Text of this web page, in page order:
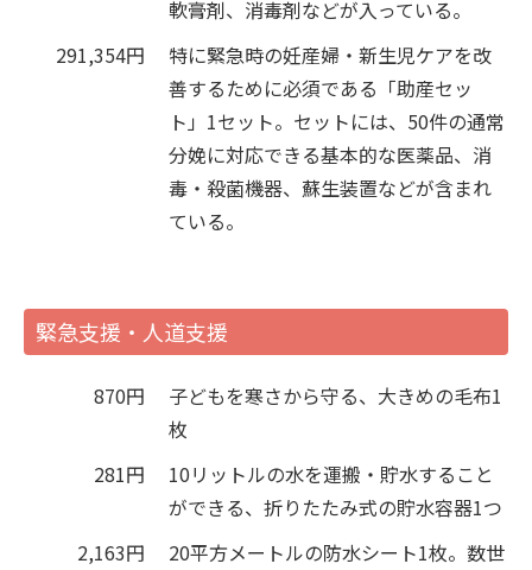
軟膏剤、消毒剤などが入っている。
291,354円
特に緊急時の妊産婦・新生児ケアを改
善するために必須である「助産セッ
ト」1セット。セットには、50件の通常
分娩に対応できる基本的な医薬品、消
毒・殺菌機器、蘇生装置などが含まれ
ている。
緊急支援・人道支援
870円
子どもを寒さから守る、大きめの毛布1
枚
281円
10リットルの水を運搬・貯水すること
ができる、折りたたみ式の貯水容器1つ
2,163円
20平方メートルの防水シート1枚。数世